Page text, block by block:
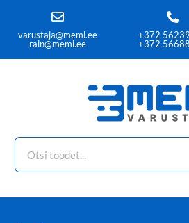
varustaja@memi.ee
rain@memi.ee
+372
+372